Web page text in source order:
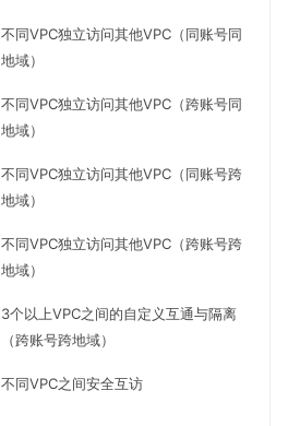
不同VPC独立访问其他VPC（同账号同
地域）
不同VPC独立访问其他VPC（跨账号同
地域）
不同VPC独立访问其他VPC（同账号跨
地域）
不同VPC独立访问其他VPC（跨账号跨
地域）
3个以上VPC之间的自定义互通与隔离
（跨账号跨地域）
不同VPC之间安全互访